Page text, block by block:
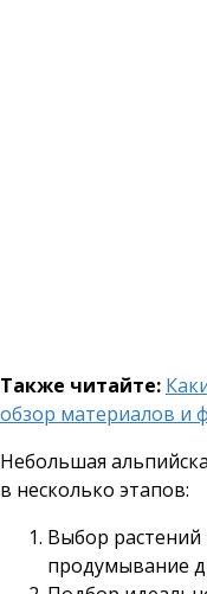
Также читайте:
обзор материалов и
Небольшая
в несколько этапов:
Выбор растений
продумывание